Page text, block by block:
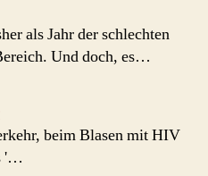
als Jahr der schlechten
Und doch, es…
beim Blasen mit HIV
'…